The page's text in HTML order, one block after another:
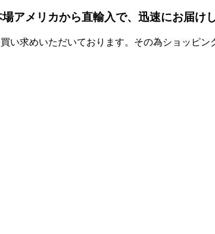
アメリカから直輸入で、迅速にお届けし
求めいただいております。その為ショッピン